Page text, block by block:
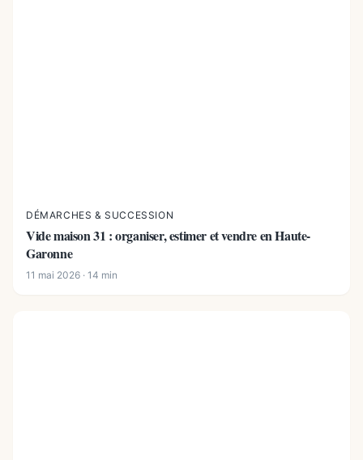
DÉMARCHES & SUCCESSION
Vide maison 31 : organiser, estimer et vendre en Haute-
Garonne
11 mai 2026 · 14 min